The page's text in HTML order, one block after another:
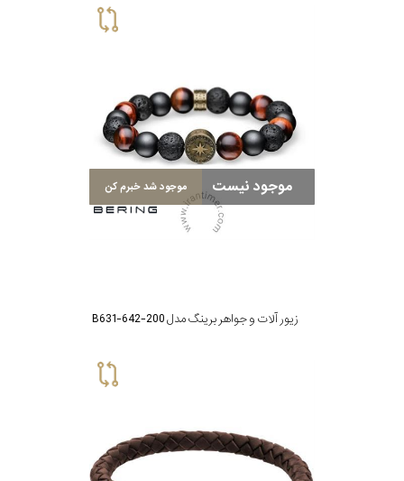
موجود نیست موجود شد خبرم کن
زیور آلات و جواهر برینگ مدل B631-642-200